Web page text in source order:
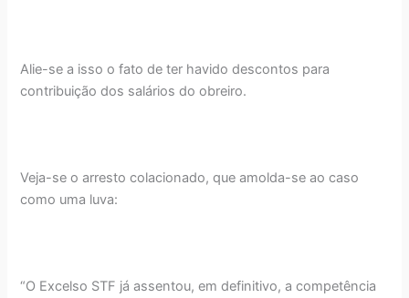
Alie-se a isso o fato de ter havido descontos para
contribuição dos salários do obreiro.
Veja-se o arresto colacionado, que amolda-se ao caso
como uma luva:
“O Excelso STF já assentou, em definitivo, a competência